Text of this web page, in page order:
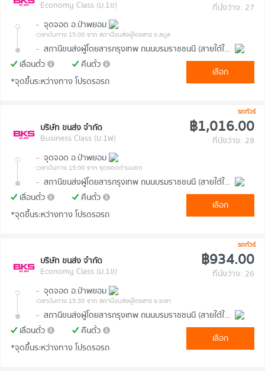
Economy Class (ม.1ข)
ที่นั่งว่าง: 27
- จุดจอด อ.ป่าพยอม
เวลาต้นทาง 15:00 จาก สถานีขนส่งผู้โดยสาร จ.สตูล
-
สถานีขนส่งผู้โดยสารกรุงเทพ ถนนบรมราชชนนี (สายใต้ใหม่)
เลื่อนตั๋ว
คืนตั๋ว
*จุดขึ้นระหว่างทาง โปรดรอรถ
เลือก
รถทัวร์
บริษัท ขนส่ง จำกัด
Business Class (ม.1พ)
฿1,016.00
ที่นั่งว่าง: 28
- จุดจอด อ.ป่าพยอม
เวลาต้นทาง 15:00 จาก จุดจอดด่านนอก
-
สถานีขนส่งผู้โดยสารกรุงเทพ ถนนบรมราชชนนี (สายใต้ใหม่)
เลื่อนตั๋ว
คืนตั๋ว
*จุดขึ้นระหว่างทาง โปรดรอรถ
เลือก
รถทัวร์
บริษัท ขนส่ง จำกัด
Economy Class (ม.1ข)
฿934.00
ที่นั่งว่าง: 26
- จุดจอด อ.ป่าพยอม
เวลาต้นทาง 15:30 จาก สถานีขนส่งผู้โดยสาร จ.ยะลา
-
สถานีขนส่งผู้โดยสารกรุงเทพ ถนนบรมราชชนนี (สายใต้ใหม่)
เลื่อนตั๋ว
คืนตั๋ว
*จุดขึ้นระหว่างทาง โปรดรอรถ
เลือก